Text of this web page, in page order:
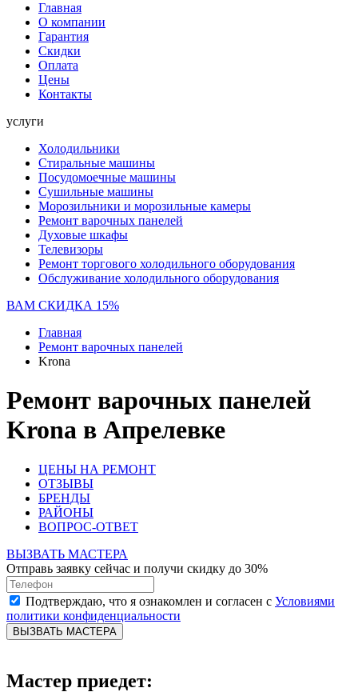
Главная
О компании
Гарантия
Скидки
Оплата
Цены
Контакты
услуги
Холодильники
Стиральные машины
Посудомоечные машины
Сушильные машины
Морозильники и морозильные камеры
Ремонт варочных панелей
Духовые шкафы
Телевизоры
Ремонт торгового холодильного оборудования
Обслуживание холодильного оборудования
ВАМ СКИДКА 15%
Главная
Ремонт варочных панелей
Krona
Ремонт варочных панелей
Krona в Апрелевке
ЦЕНЫ НА РЕМОНТ
ОТЗЫВЫ
БРЕНДЫ
РАЙОНЫ
ВОПРОС-ОТВЕТ
ВЫЗВАТЬ МАСТЕРА
Отправь заявку сейчас и получи скидку до 30%
Подтверждаю, что я ознакомлен и согласен с Условиями
политики конфиденциальности
ВЫЗВАТЬ МАСТЕРА
Мастер приедет: